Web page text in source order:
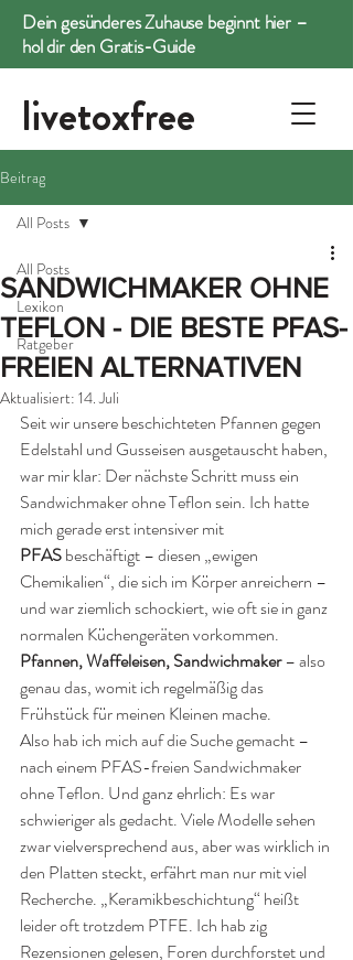
livetoxfree
Dein gesünderes Zuhause beginnt hier –
hol dir den Gratis-Guide
Beitrag
All Posts
Lexikon
Ratgeber
All Posts
SANDWICHMAKER OHNE
TEFLON - DIE BESTE PFAS-
FREIEN ALTERNATIVEN
Aktualisiert: 14. Juli
Seit wir unsere beschichteten Pfannen gegen
Edelstahl und Gusseisen ausgetauscht haben,
war mir klar: Der nächste Schritt muss ein
Sandwichmaker ohne Teflonsein. Ich hatte
mich gerade erst intensiver mit
PFAS beschäftigt – diesen „ewigen
Chemikalien“, die sich im Körper anreichern –
und war ziemlich schockiert, wie oft sie in ganz
normalen Küchengeräten vorkommen.
Pfannen, Waffeleisen, Sandwichmaker – also
genau das, womit ich regelmäßig das
Frühstück für meinen Kleinen mache.
Also hab ich mich auf die Suche gemacht –
nach einem PFAS-freien Sandwichmaker
ohne Teflon. Und ganz ehrlich: Es war
schwieriger als gedacht. Viele Modelle sehen
zwar vielversprechend aus, aber was wirklich in
den Platten steckt, erfährt man nur mit viel
Recherche. „Keramikbeschichtung“ heißt
leider oft trotzdem PTFE. Ich hab zig
Rezensionen gelesen, Foren durchforstet und